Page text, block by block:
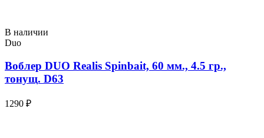
В наличии
Duo
Воблер DUO Realis Spinbait, 60 мм., 4.5 гр.,
тонущ. D63
1290 ₽